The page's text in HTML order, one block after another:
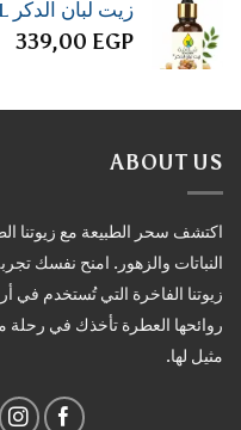
زيت لبان الدكر Frankincense Oil 30 ML
339,00 EGP
ABOUT US
اكتشف سحر الطبيعة مع زيوتنا
النباتات والزهور. امنح نفسك
زيوتنا الفاخرة التي تُستخدم في
روائحها العطرة تأخذك في رحلة
مثيل لها.